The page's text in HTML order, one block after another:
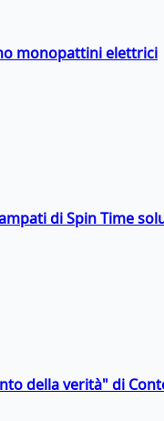
monopattini elettrici
di Spin Time
della verità" di